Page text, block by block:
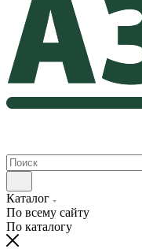
Каталог
По всему сайту
По каталогу